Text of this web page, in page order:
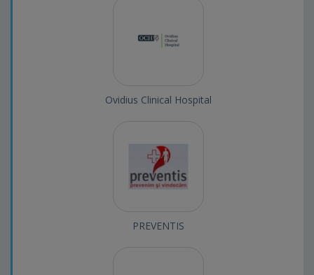
Ovidius Clinical Hospital
PREVENTIS